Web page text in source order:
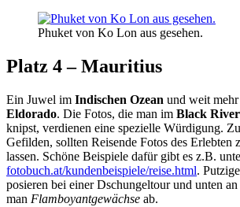
Phuket von Ko Lon aus gesehen.
Platz 4 – Mauritius
Ein Juwel im Indischen Ozean und weit
Eldorado. Die Fotos, die man im Black
knipst, verdienen eine spezielle Würdigung.
Gefilden, sollten Reisende Fotos des Erlebten
lassen. Schöne Beispiele dafür gibt es z.B.
fotobuch.at/kundenbeispiele/reise.html. Putzige
posieren bei einer Dschungeltour und unten
man Flamboyantgewächse ab.